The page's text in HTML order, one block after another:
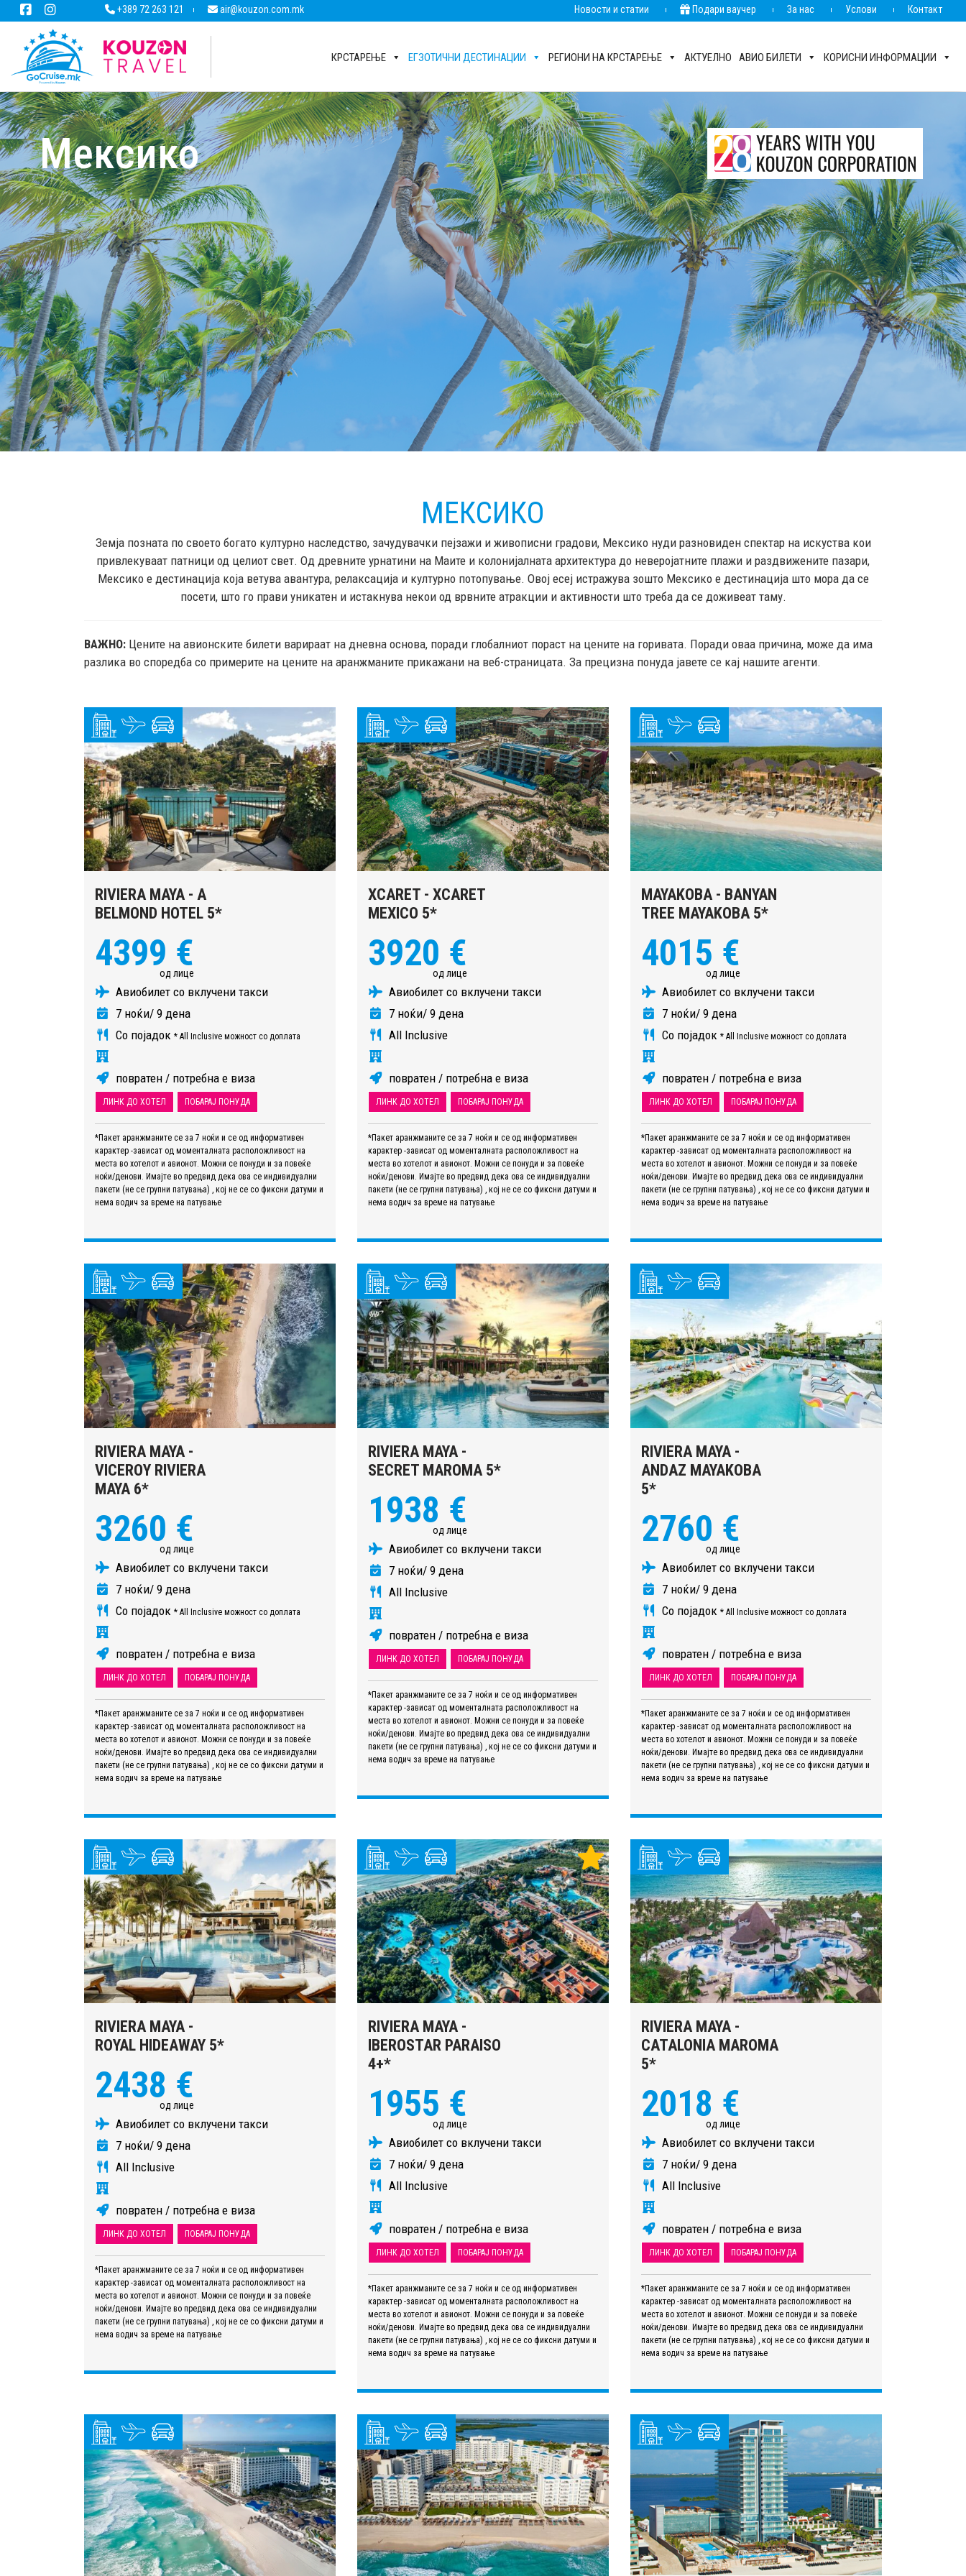
+389 72 263 121 air@kouzon.com.mk Новости и статии Подари ваучер За нас Услови Контакт
КРСТАРЕЊЕ ЕГЗОТИЧНИ ДЕСТИНАЦИИ РЕГИОНИ НА КРСТАРЕЊЕ АКТУЕЛНО АВИО БИЛЕТИ КОРИСНИ ИНФОРМАЦИИ
Мексико
МЕКСИКО
Земја позната по своето богато културно наследство, зачудувачки пејзажи и живописни градови, Мексико нуди разновиден спектар на искуства кои
привлекуваат патници од целиот свет. Од древните урнатини на Маите и колонијалната архитектура до неверојатните плажи и раздвижените пазари,
Мексико е дестинација која ветува авантура, релаксација и културно потопување. Овој есеј истражува зошто Мексико е дестинација што мора да се
посети, што го прави уникатен и истакнува некои од врвните атракции и активности што треба да се доживеат таму.
ВАЖНО: Цените на авионските билети варираат на дневна основа, поради глобалниот пораст на цените на горивата. Поради оваа причина, може да има
разлика во споредба со примерите на цените на аранжманите прикажани на веб-страницата. За прецизна понуда јавете се кај нашите агенти.
RIVIERA MAYA - A
BELMOND HOTEL 5*
4399 €
од лице
Авиобилет со вклучени такси
7 ноќи/ 9 дена
Со појадок * All Inclusive можност со доплата
повратен / потребна е виза
ЛИНК ДО ХОТЕЛ ПОБАРАЈ ПОНУДА
*Пакет аранжманите се за 7 ноќи и се од информативен
карактер -зависат од моменталната расположливост на
места во хотелот и авионот. Можни се понуди и за повеќе
ноќи/денови. Имајте во предвид дека ова се индивидуални
пакети (не се групни патувања) , кој не се со фиксни датуми и
нема водич за време на патување
XCARET - XCARET
MEXICO 5*
3920 €
од лице
Авиобилет со вклучени такси
7 ноќи/ 9 дена
All Inclusive
повратен / потребна е виза
ЛИНК ДО ХОТЕЛ ПОБАРАЈ ПОНУДА
*Пакет аранжманите се за 7 ноќи и се од информативен
карактер -зависат од моменталната расположливост на
места во хотелот и авионот. Можни се понуди и за повеќе
ноќи/денови. Имајте во предвид дека ова се индивидуални
пакети (не се групни патувања) , кој не се со фиксни датуми и
нема водич за време на патување
MAYAKOBA - BANYAN
TREE MAYAKOBA 5*
4015 €
од лице
Авиобилет со вклучени такси
7 ноќи/ 9 дена
Со појадок * All Inclusive можност со доплата
повратен / потребна е виза
ЛИНК ДО ХОТЕЛ ПОБАРАЈ ПОНУДА
*Пакет аранжманите се за 7 ноќи и се од информативен
карактер -зависат од моменталната расположливост на
места во хотелот и авионот. Можни се понуди и за повеќе
ноќи/денови. Имајте во предвид дека ова се индивидуални
пакети (не се групни патувања) , кој не се со фиксни датуми и
нема водич за време на патување
RIVIERA MAYA -
VICEROY RIVIERA
MAYA 6*
3260 €
од лице
Авиобилет со вклучени такси
7 ноќи/ 9 дена
Со појадок * All Inclusive можност со доплата
повратен / потребна е виза
ЛИНК ДО ХОТЕЛ ПОБАРАЈ ПОНУДА
*Пакет аранжманите се за 7 ноќи и се од информативен
карактер -зависат од моменталната расположливост на
места во хотелот и авионот. Можни се понуди и за повеќе
ноќи/денови. Имајте во предвид дека ова се индивидуални
пакети (не се групни патувања) , кој не се со фиксни датуми и
нема водич за време на патување
RIVIERA MAYA -
SECRET MAROMA 5*
1938 €
од лице
Авиобилет со вклучени такси
7 ноќи/ 9 дена
All Inclusive
повратен / потребна е виза
ЛИНК ДО ХОТЕЛ ПОБАРАЈ ПОНУДА
*Пакет аранжманите се за 7 ноќи и се од информативен
карактер -зависат од моменталната расположливост на
места во хотелот и авионот. Можни се понуди и за повеќе
ноќи/денови. Имајте во предвид дека ова се индивидуални
пакети (не се групни патувања) , кој не се со фиксни датуми и
нема водич за време на патување
RIVIERA MAYA -
ANDAZ MAYAKOBA
5*
2760 €
од лице
Авиобилет со вклучени такси
7 ноќи/ 9 дена
Со појадок * All Inclusive можност со доплата
повратен / потребна е виза
ЛИНК ДО ХОТЕЛ ПОБАРАЈ ПОНУДА
*Пакет аранжманите се за 7 ноќи и се од информативен
карактер -зависат од моменталната расположливост на
места во хотелот и авионот. Можни се понуди и за повеќе
ноќи/денови. Имајте во предвид дека ова се индивидуални
пакети (не се групни патувања) , кој не се со фиксни датуми и
нема водич за време на патување
RIVIERA MAYA -
ROYAL HIDEAWAY 5*
2438 €
од лице
Авиобилет со вклучени такси
7 ноќи/ 9 дена
All Inclusive
повратен / потребна е виза
ЛИНК ДО ХОТЕЛ ПОБАРАЈ ПОНУДА
*Пакет аранжманите се за 7 ноќи и се од информативен
карактер -зависат од моменталната расположливост на
места во хотелот и авионот. Можни се понуди и за повеќе
ноќи/денови. Имајте во предвид дека ова се индивидуални
пакети (не се групни патувања) , кој не се со фиксни датуми и
нема водич за време на патување
RIVIERA MAYA -
IBEROSTAR PARAISO
4+*
1955 €
од лице
Авиобилет со вклучени такси
7 ноќи/ 9 дена
All Inclusive
повратен / потребна е виза
ЛИНК ДО ХОТЕЛ ПОБАРАЈ ПОНУДА
*Пакет аранжманите се за 7 ноќи и се од информативен
карактер -зависат од моменталната расположливост на
места во хотелот и авионот. Можни се понуди и за повеќе
ноќи/денови. Имајте во предвид дека ова се индивидуални
пакети (не се групни патувања) , кој не се со фиксни датуми и
нема водич за време на патување
RIVIERA MAYA -
CATALONIA MAROMA
5*
2018 €
од лице
Авиобилет со вклучени такси
7 ноќи/ 9 дена
All Inclusive
повратен / потребна е виза
ЛИНК ДО ХОТЕЛ ПОБАРАЈ ПОНУДА
*Пакет аранжманите се за 7 ноќи и се од информативен
карактер -зависат од моменталната расположливост на
места во хотелот и авионот. Можни се понуди и за повеќе
ноќи/денови. Имајте во предвид дека ова се индивидуални
пакети (не се групни патувања) , кој не се со фиксни датуми и
нема водич за време на патување